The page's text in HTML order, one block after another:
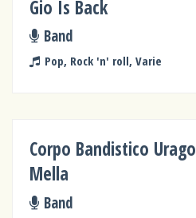
Gio Is Back
Band
Pop, Rock 'n' roll, Varie
Corpo Bandistico Urago
Mella
Band